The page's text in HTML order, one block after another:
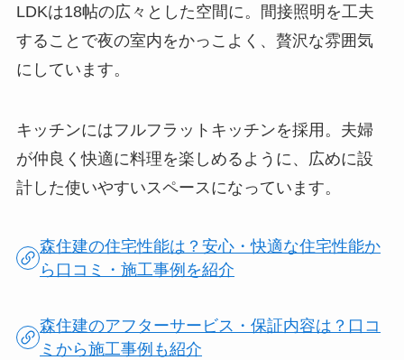
LDKは18帖の広々とした空間に。間接照明を工夫
することで夜の室内をかっこよく、贅沢な雰囲気
にしています。
キッチンにはフルフラットキッチンを採用。夫婦
が仲良く快適に料理を楽しめるように、広めに設
計した使いやすいスペースになっています。
森住建の住宅性能は？安心・快適な住宅性能か
ら口コミ・施工事例を紹介
森住建のアフターサービス・保証内容は？口コ
ミから施工事例も紹介